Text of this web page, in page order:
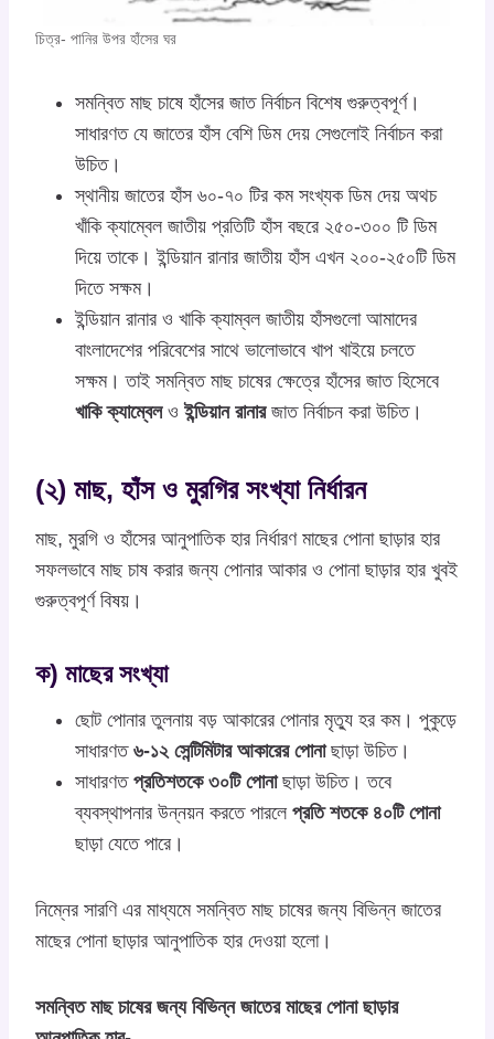
চিত্র- পানির উপর হাঁসের ঘর
সমন্বিত মাছ চাষে হাঁসের জাত নির্বাচন বিশেষ গুরুত্বপূর্ণ।
সাধারণত যে জাতের হাঁস বেশি ডিম দেয় সেগুলোই নির্বাচন করা
উচিত।
স্থানীয় জাতের হাঁস ৬০-৭০ টির কম সংখ্যক ডিম দেয় অথচ
খাঁকি ক্যাম্বেল জাতীয় প্রতিটি হাঁস বছরে ২৫০-৩০০ টি ডিম
দিয়ে তাকে। ইন্ডিয়ান রানার জাতীয় হাঁস এখন ২০০-২৫০টি ডিম
দিতে সক্ষম।
ইন্ডিয়ান রানার ও খাকি ক্যাম্বল জাতীয় হাঁসগুলো আমাদের
বাংলাদেশের পরিবেশের সাথে ভালোভাবে খাপ খাইয়ে চলতে
সক্ষম। তাই সমন্বিত মাছ চাষের ক্ষেত্রে হাঁসের জাত হিসেবে
খাকি ক্যাম্বেলও ইন্ডিয়ান রানারজাত নির্বাচন করা উচিত।
(২) মাছ, হাঁস ও মুরগির সংখ্যা নির্ধারন
মাছ, মুরগি ও হাঁসের আনুপাতিক হার নির্ধারণ মাছের পোনা ছাড়ার হার
সফলভাবে মাছ চাষ করার জন্য পোনার আকার ও পোনা ছাড়ার হার খুবই
গুরুত্বপূর্ণ বিষয়।
ক) মাছের সংখ্যা
ছোট পোনার তুলনায় বড় আকারের পোনার মৃত্যু হর কম। পুকুড়ে
সাধারণত ৬-১২ সেন্টিমিটার আকারের পোনাছাড়া উচিত।
সাধারণত প্রতিশতকে ৩০টি পোনাছাড়া উচিত। তবে
ব্যবস্থাপনার উন্নয়ন করতে পারলে প্রতি শতকে ৪০টি পোনা
ছাড়া যেতে পারে।
নিম্নের সারণি এর মাধ্যমে সমন্বিত মাছ চাষের জন্য বিভিন্ন জাতের
মাছের পোনা ছাড়ার আনুপাতিক হার দেওয়া হলো।
সমন্বিত মাছ চাষের জন্য বিভিন্ন জাতের মাছের পোনা ছাড়ার